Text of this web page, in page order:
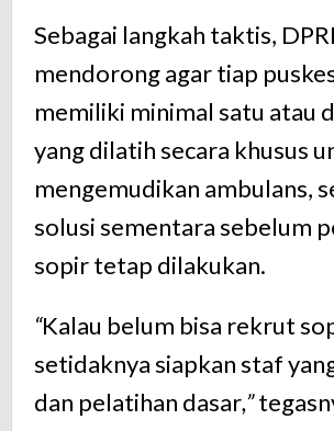
Sebagai langkah taktis,
mendorong agar tiap
memiliki minimal satu atau
yang dilatih secara khusus
mengemudikan ambulans,
solusi sementara sebelum
sopir tetap dilakukan.
“Kalau belum bisa rekrut
setidaknya siapkan staf
dan pelatihan dasar,”